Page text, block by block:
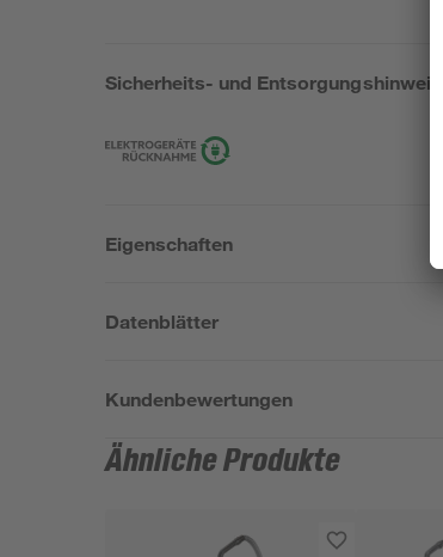
Sicherheits- und Entsorgungshinweise
Eigenschaften
Datenblätter
Kundenbewertungen
Ähnliche Produkte